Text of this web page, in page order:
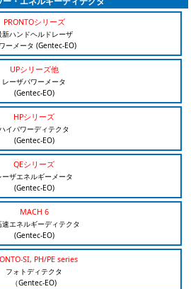
PRONTOシリーズ
新ハンドヘルドレーザ
ーメータ (Gentec-EO)
UPシリーズ他
レーザパワーメータ
(Gentec-EO)
HPシリーズ
イパワーディテクタ
(Gentec-EO)
QEシリーズ
ーザエネルギーメータ
(Gentec-EO)
MACH 6
速エネルギーディテクタ
(Gentec-EO)
SI, PH/PE series
フォトディテクタ
（Gentec-EO)